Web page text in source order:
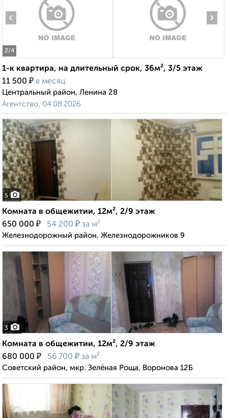
2/4
‹ ›
1-к квартира, на длительный срок, 36м², 3/5 этаж
11 500 ₽ в месяц
Центральный район, Ленина 28
Агентство, 04.08.2026
5
Комната в общежитии, 12м², 2/9 этаж
650 000 ₽ 54 200 ₽ за м²
Железнодорожный район, Железнодорожников 9
3
Комната в общежитии, 12м², 2/9 этаж
680 000 ₽ 56 700 ₽ за м²
Советский район, мкр. Зелёная Роща, Воронова 12Б